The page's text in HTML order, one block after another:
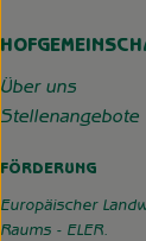
Über uns
Stellenangebote
FÖRDERUNG
Europäischer
Raums - ELER.